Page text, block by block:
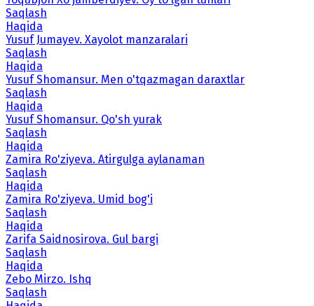
Saqlash
Haqida
Yusuf Jumayev. Xayolot manzaralari
Saqlash
Haqida
Yusuf Shomansur. Men o'tqazmagan daraxtlar
Saqlash
Haqida
Yusuf Shomansur. Qo'sh yurak
Saqlash
Haqida
Zamira Ro'ziyeva. Atirgulga aylanaman
Saqlash
Haqida
Zamira Ro'ziyeva. Umid bog'i
Saqlash
Haqida
Zarifa Saidnosirova. Gul bargi
Saqlash
Haqida
Zebo Mirzo. Ishq
Saqlash